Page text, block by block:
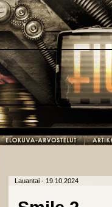
Lauantai - 19.10.2024